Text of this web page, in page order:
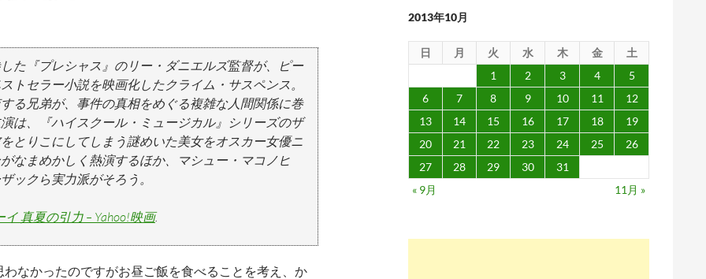
た『プレシャス』のリー・ダニエルズ監督が、ピー
トセラー小説を映画化したクライム・サスペンス。
る兄弟が、事件の真相をめぐる複雑な人間関係に巻
は、『ハイスクール・ミュージカル』シリーズのザ
とりこにしてしまう謎めいた美女をオスカー女優ニ
なまめかしく熱演するほか、マシュー・マコノヒ
ックら実力派がそろう。
真夏の引力 – Yahoo!映画.
なかったのですがお昼ご飯を食べることを考え、か
2013年10月
日 月 火 水 木 金
土
1
2 3 4
5
6
7 8 9 10 11
12
13
14 15 16 17 18
19
20
21 22 23 24 25
26
27
28 29 30
31
« 9月
11月 »